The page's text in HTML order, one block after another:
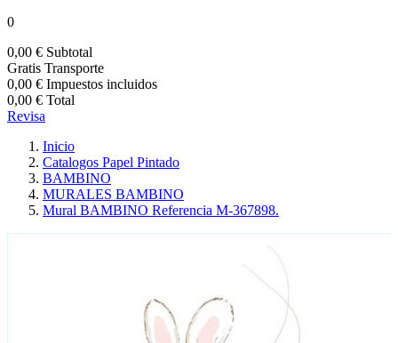
0
0,00 € Subtotal
Gratis Transporte
0,00 € Impuestos incluidos
0,00 € Total
Revisa
Inicio
Catalogos Papel Pintado
BAMBINO
MURALES BAMBINO
Mural BAMBINO Referencia M-367898.